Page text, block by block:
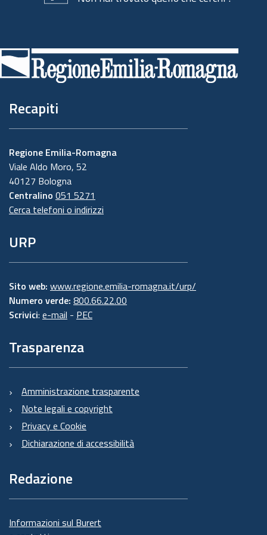
di
pagina
Recapiti
Regione Emilia-Romagna
Viale Aldo Moro, 52
40127 Bologna
Centralino 051 5271
Cerca telefoni o indirizzi
URP
Sito web: www.regione.emilia-romagna.it/urp/
Numero verde: 800.66.22.00
Scrivici: e-mail - PEC
Trasparenza
Amministrazione trasparente
Note legali e copyright
Privacy e Cookie
Dichiarazione di accessibilità
Redazione
Informazioni sul Burert